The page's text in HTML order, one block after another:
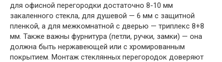
для офисной перегородки достаточно 8-10 мм
закаленного стекла, для душевой — 6 мм с защитной
пленкой, а для межкомнатной с дверью — триплекс 8+8
мм. Также важны фурнитура (петли, ручки, замки) — она
должна быть нержавеющей или с хромированным
покрытием. Монтаж стеклянных перегородок доверяют